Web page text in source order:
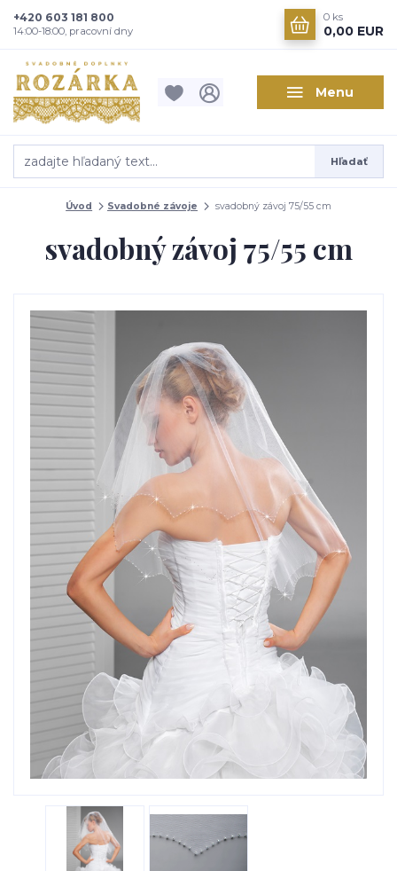
Menu
Hľadať
+420 603 181 800
14:00-18:00, pracovní dny
0 ks
0,00 EUR
Úvod Svadobné závoje svadobný závoj 75/55 cm
svadobný závoj 75/55 cm